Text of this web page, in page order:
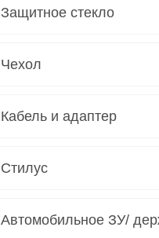
Защитное стекло
Чехол
Кабель и адаптер
Стилус
Автомобильное ЗУ/